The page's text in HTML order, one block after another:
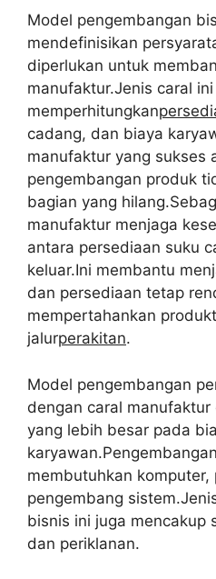
Model pengembangan
mendefinisikan
diperlukan untuk
manufaktur.Jenis caral
memperhitungkan
cadang, dan biaya
manufaktur yang sukses
pengembangan produk
bagian yang
manufaktur menjaga
antara persediaan suku
keluar.Ini membantu
dan persediaan tetap
mempertahankan
jalurperakitan.
Model pengembangan
dengan caral
yang lebih besar pada
membutuhkan
pengembang
bisnis ini juga mencakup
dan periklanan.